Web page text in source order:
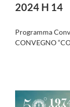
2024 H 14
Programma
CONVEGNO